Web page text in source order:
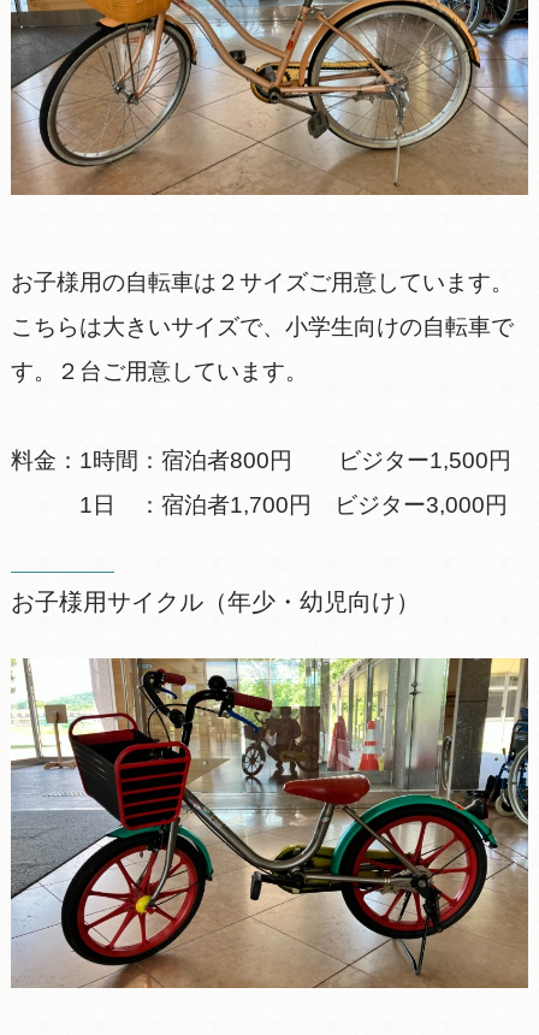
お子様用の自転車は２サイズご用意しています。
こちらは大きいサイズで、小学生向けの自転車で
す。２台ご用意しています。
料金：1時間：宿泊者800円 ビジター1,500円
1日 ：宿泊者1,700円 ビジター3,000円
お子様用サイクル（年少・幼児向け）